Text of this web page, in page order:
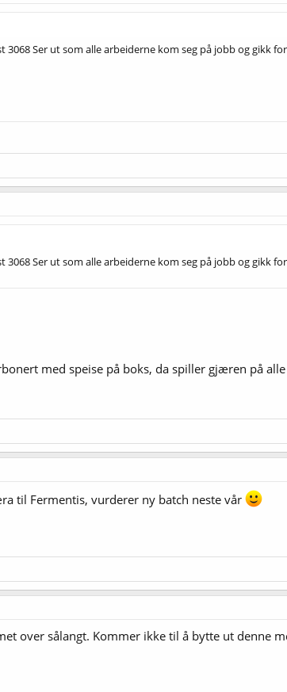
3068 Ser ut som alle arbeiderne kom seg på jobb og gikk
3068 Ser ut som alle arbeiderne kom seg på jobb og gikk
med speise på boks, da spiller gjæren på
til Fermentis, vurderer ny batch neste vår
over sålangt. Kommer ikke til å bytte ut denne